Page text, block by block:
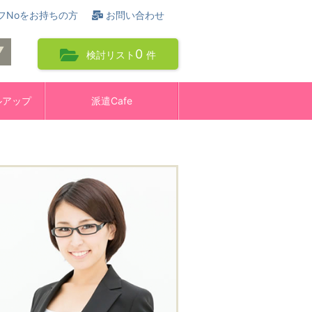
Noをお持ちの方 お問い合わせ
検討リスト 0件
ップ 派遣Cafe